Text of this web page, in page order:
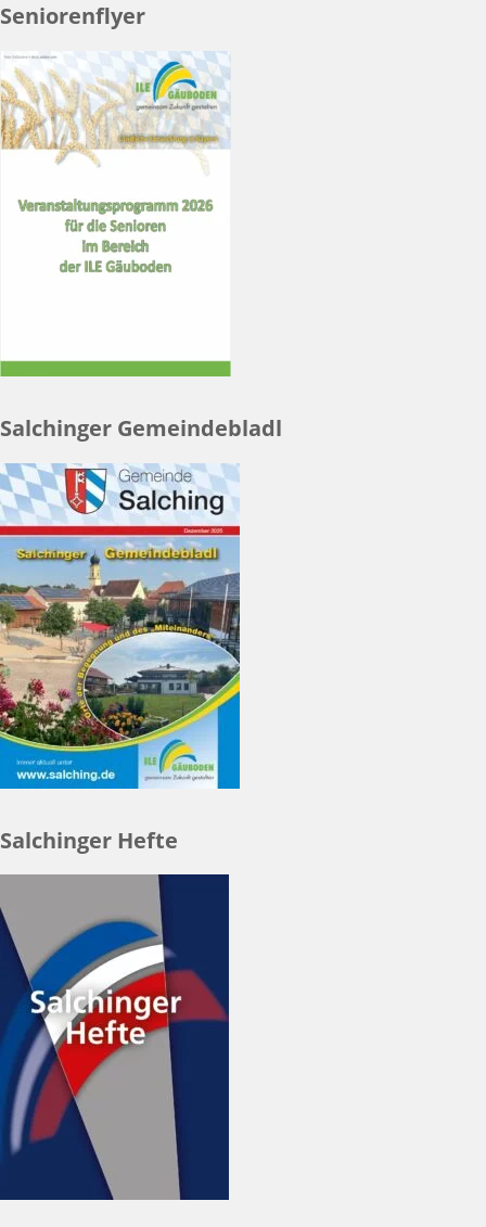
Seniorenflyer
Salchinger Gemeindebladl
Salchinger Hefte